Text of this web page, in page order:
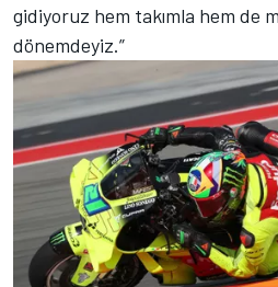
gidiyoruz hem takımla hem de
dönemdeyiz.”